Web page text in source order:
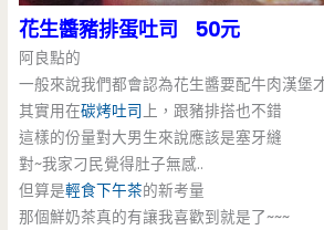
花生醬豬排蛋吐司 50元
阿良點的
一般來說我們都會認為花生醬要配牛肉漢堡
其實用在碳烤吐司上，跟豬排搭也不錯
這樣的份量對大男生來說應該是塞牙縫
對~我家刁民覺得肚子無感..
但算是輕食下午茶的新考量
那個鮮奶茶真的有讓我喜歡到就是了~~~